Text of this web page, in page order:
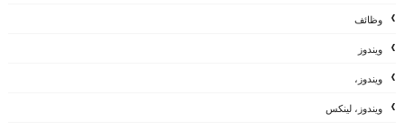
وظائف
ويندوز
ويندوز،
ويندوز، لينكس